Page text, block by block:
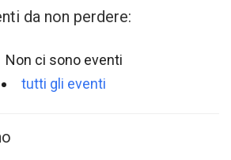
da non perdere:
Non ci sono eventi
tutti gli eventi